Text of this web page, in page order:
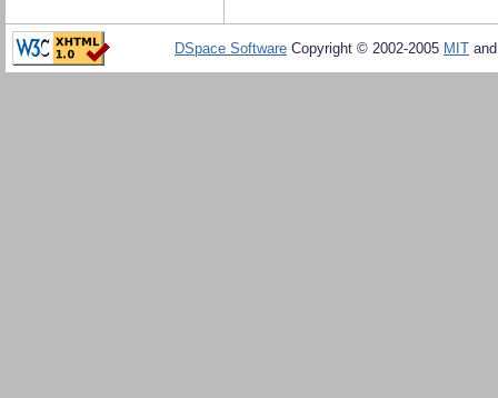
DSpace Software Copyright © 2002-2005 MIT